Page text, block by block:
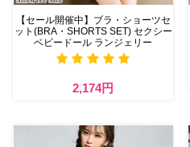
【セール開催中】ブラ・ショーツセ
ット(BRA・SHORTS SET) セクシー
ベビードール ランジェリー
2,174円